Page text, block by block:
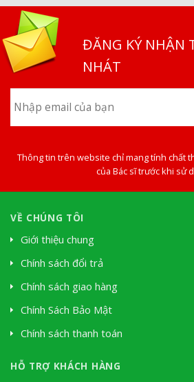
ĐĂNG KÝ NHẬN
NHÁT
Thông tin trên website chỉ mang tính chất
của Bác sĩ trước khi sử
VỀ CHÚNG TÔI
Giới thiệu chung
Chính sách đổi trả
Chính sách giao hàng
Chính Sách Bảo Mật
Chính sách thanh toán
HỖ TRỢ KHÁCH HÀNG